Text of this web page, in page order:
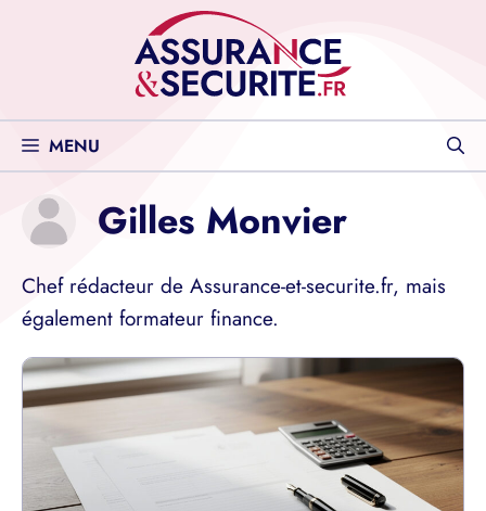
MENU
Gilles Monvier
Chef rédacteur de Assurance-et-securite.fr, mais
également formateur finance.